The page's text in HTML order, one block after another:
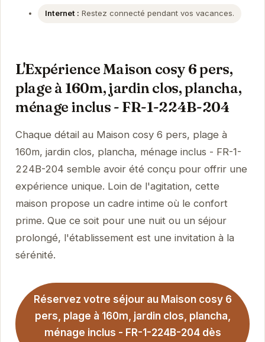
Internet : Restez connecté pendant vos vacances.
L'Expérience Maison cosy 6 pers,
plage à 160m, jardin clos, plancha,
ménage inclus - FR-1-224B-204
Chaque détail au Maison cosy 6 pers, plage à
160m, jardin clos, plancha, ménage inclus - FR-1-
224B-204 semble avoir été conçu pour offrir une
expérience unique. Loin de l'agitation, cette
maison propose un cadre intime où le confort
prime. Que ce soit pour une nuit ou un séjour
prolongé, l'établissement est une invitation à la
sérénité.
Réservez votre séjour au Maison cosy 6
pers, plage à 160m, jardin clos, plancha,
ménage inclus - FR-1-224B-204 dès